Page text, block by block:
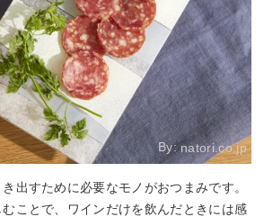
By:natori.co.jp
出すために必要なモノがおつまみです。
ことで、ワインだけを飲んだときには感